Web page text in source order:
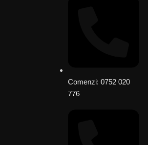
Comenzi: 0752 020
776